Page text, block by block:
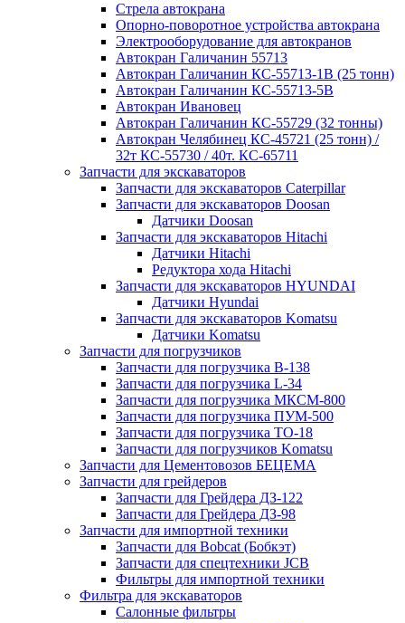
Стрела автокрана
Опорно-поворотное устройства автокрана
Электрооборудование для автокранов
Автокран Галичанин 55713
Автокран Галичанин КС-55713-1В (25 тонн)
Автокран Галичанин КС-55713-5В
Автокран Ивановец
Автокран Галичанин КС-55729 (32 тонны)
Автокран Челябинец КС-45721 (25 тонн) /
32т КС-55730 / 40т. КС-65711
Запчасти для экскаваторов
Запчасти для экскаваторов Caterpillar
Запчасти для экскаваторов Doosan
Датчики Doosan
Запчасти для экскаваторов Hitachi
Датчики Hitachi
Редуктора хода Hitachi
Запчасти для экскаваторов HYUNDAI
Датчики Hyundai
Запчасти для экскаваторов Komatsu
Датчики Komatsu
Запчасти для погрузчиков
Запчасти для погрузчика B-138
Запчасти для погрузчика L-34
Запчасти для погрузчика МКСМ-800
Запчасти для погрузчика ПУМ-500
Запчасти для погрузчика ТО-18
Запчасти для погрузчиков Komatsu
Запчасти для Цементовозов БЕЦЕМА
Запчасти для грейдеров
Запчасти для Грейдера ДЗ-122
Запчасти для Грейдера ДЗ-98
Запчасти для импортной техники
Запчасти для Bobcat (Бобкэт)
Запчасти для спецтехники JCB
Фильтры для импортной техники
Фильтра для экскаваторов
Салонные фильтры